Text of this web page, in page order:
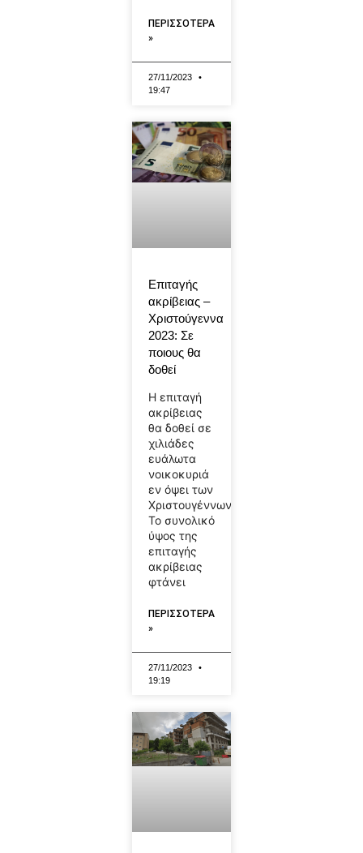
ΠΕΡΙΣΣΟΤΕΡΑ
»
27/11/2023
19:47
Επιταγής
ακρίβειας –
Χριστούγεννα
2023: Σε
ποιους θα
δοθεί
Η επιταγή
ακρίβειας
θα δοθεί σε
χιλιάδες
ευάλωτα
νοικοκυριά
εν όψει των
Χριστουγέννων.
Το συνολικό
ύψος της
επιταγής
ακρίβειας
φτάνει
ΠΕΡΙΣΣΟΤΕΡΑ
»
27/11/2023
19:19